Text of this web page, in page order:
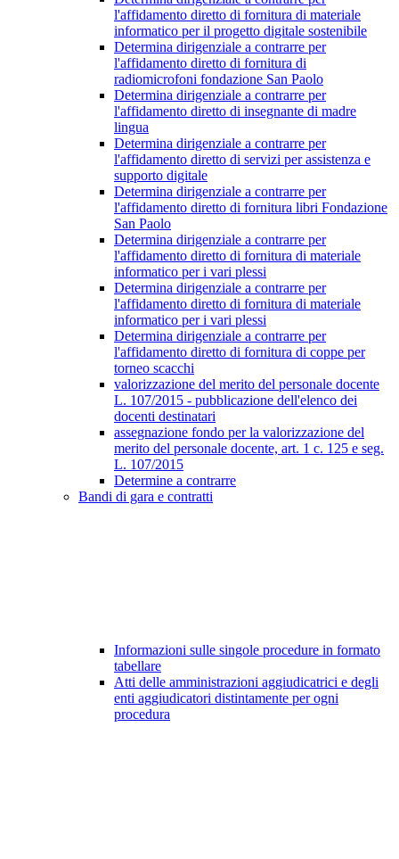
l'affidamento diretto di fornitura di materiale
informatico per il progetto digitale sostenibile
Determina dirigenziale a contrarre per
l'affidamento diretto di fornitura di
radiomicrofoni fondazione San Paolo
Determina dirigenziale a contrarre per
l'affidamento diretto di insegnante di madre
lingua
Determina dirigenziale a contrarre per
l'affidamento diretto di servizi per assistenza e
supporto digitale
Determina dirigenziale a contrarre per
l'affidamento diretto di fornitura libri Fondazione
San Paolo
Determina dirigenziale a contrarre per
l'affidamento diretto di fornitura di materiale
informatico per i vari plessi
Determina dirigenziale a contrarre per
l'affidamento diretto di fornitura di materiale
informatico per i vari plessi
Determina dirigenziale a contrarre per
l'affidamento diretto di fornitura di coppe per
torneo scacchi
valorizzazione del merito del personale docente
L. 107/2015 - pubblicazione dell'elenco dei
docenti destinatari
assegnazione fondo per la valorizzazione del
merito del personale docente, art. 1 c. 125 e seg.
L. 107/2015
Determine a contrarre
Bandi di gara e contratti
Informazioni sulle singole procedure in formato
tabellare
Atti delle amministrazioni aggiudicatrici e degli
enti aggiudicatori distintamente per ogni
procedura